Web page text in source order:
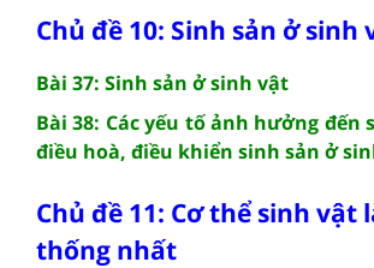
Chủ đề 10: Sinh sản ở sinh
Bài 37: Sinh sản ở sinh vật
Bài 38: Các yếu tố ảnh hưởng đến
điều hoà, điều khiển sinh sản ở
Chủ đề 11: Cơ thể sinh vật
thống nhất